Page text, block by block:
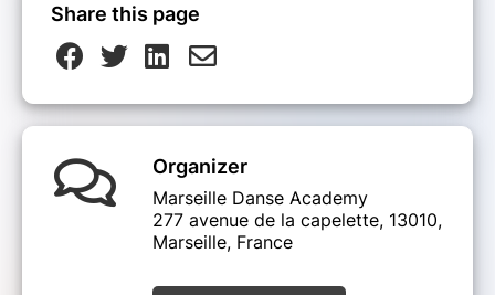
Share this page
Organizer
Marseille Danse Academy
277 avenue de la capelette, 13010,
Marseille, France